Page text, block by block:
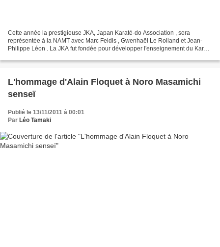
Cette année la prestigieuse JKA, Japan Karaté-do Association , sera
représentée à la NAMT avec Marc Feldis , Gwenhaël Le Rolland et Jean-
Philippe Léon . La JKA fut fondée pour développer l'enseignement du Karaté
L'hommage d'Alain Floquet à Noro Masamichi
senseï
Publié le 13/11/2011 à 00:01
Par Léo Tamaki